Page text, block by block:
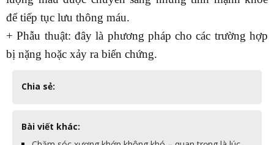
để tiếp tục lưu thông máu.
+ Phẫu thuật: đây là phương pháp cho các trường hợp
bị nặng hoặc xảy ra biến chứng.
Chia sẻ:
Bài viết khác: